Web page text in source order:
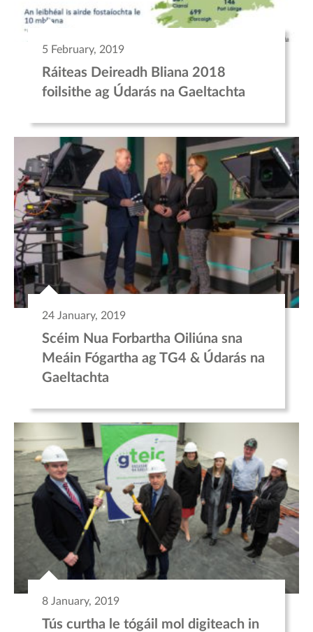
5 February, 2019
Ráiteas Deireadh Bliana 2018
foilsithe ag Údarás na Gaeltachta
24 January, 2019
Scéim Nua Forbartha Oiliúna sna
Meáin Fógartha ag TG4 & Údarás na
Gaeltachta
8 January, 2019
Tús curtha le tógáil mol digiteach in